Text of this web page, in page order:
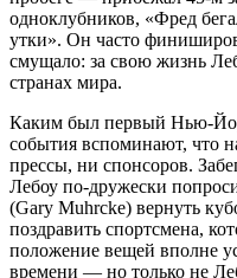
одноклубников, «Фред
утки». Он часто
смущало: за свою жизнь
странах мира.
Каким был первый Нью-
события вспоминают, что
прессы, ни спонсоров.
Лебоу по-дружески
(Gary Muhrcke) вернуть
поздравить спортсмена,
положение вещей вполне
времени — но только не